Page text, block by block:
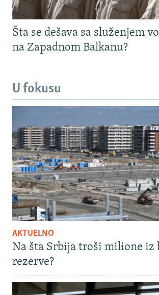
Šta se dešava sa služenjem
na Zapadnom Balkanu?
U fokusu
AKTUELNO
Na šta Srbija troši milione iz
rezerve?